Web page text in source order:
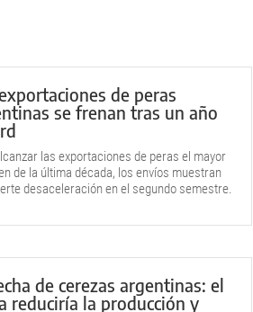
de peras
se frenan tras un año
las exportaciones de peras el mayor
de la última década, los envíos muestran
desaceleración en el segundo semestre.
de cerezas argentinas: el
reduciría la producción y